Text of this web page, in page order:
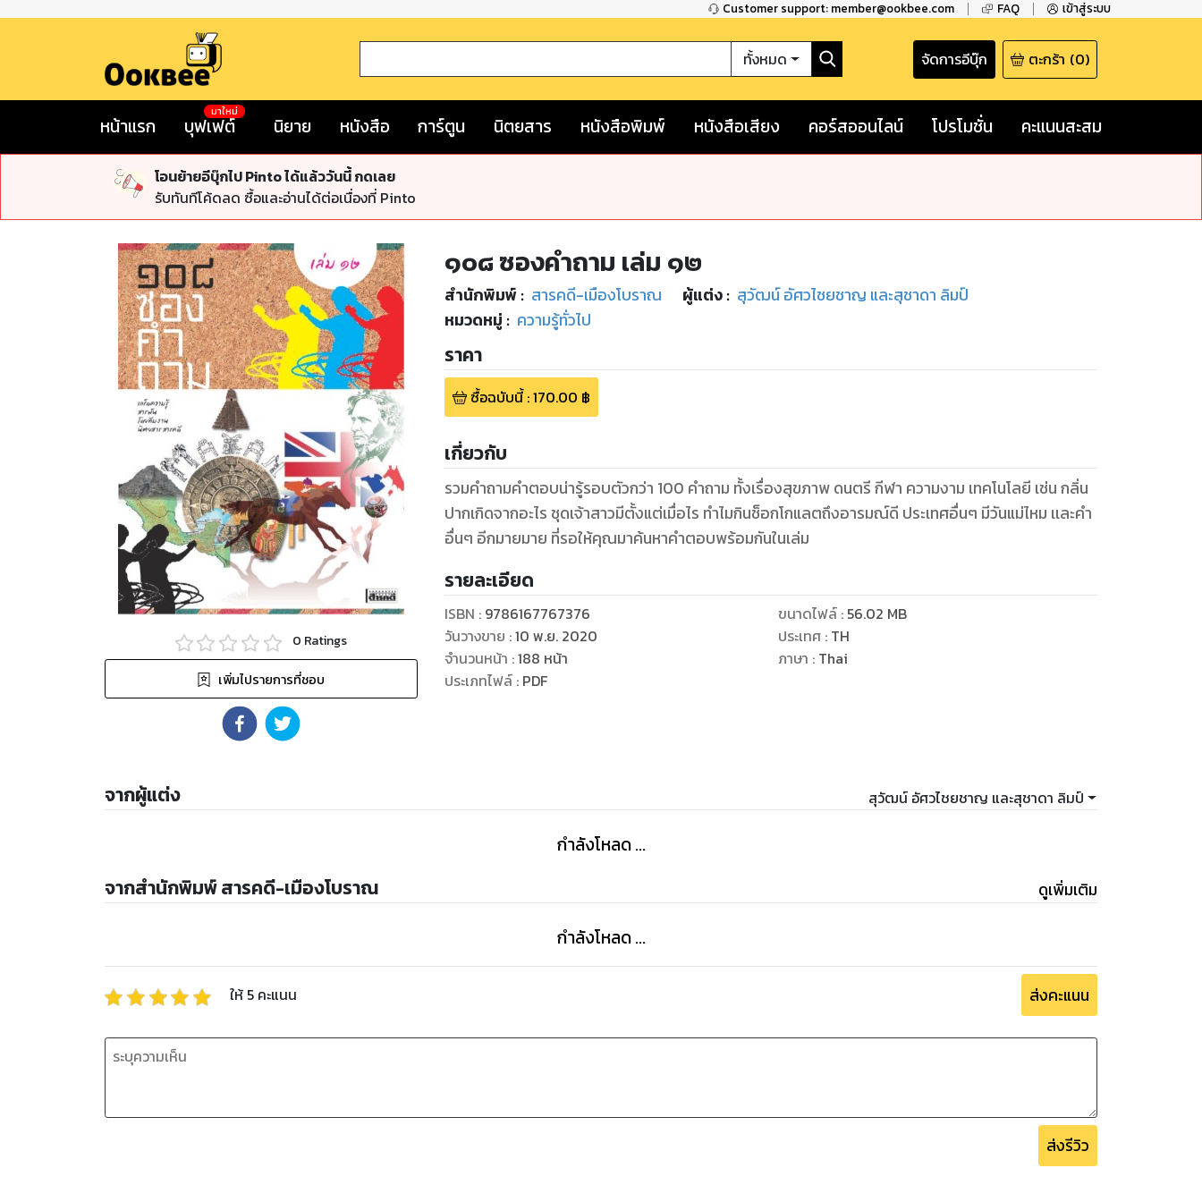
Customer support: member@ookbee.com FAQ เข้าสู่ระบบ
ทั้งหมด จัดการอีบุ๊ก ตะกร้า (0)
หน้าแรก บุฟเฟต์
มาใหม่
นิยาย หนังสือ การ์ตูน นิตยสาร หนังสือพิมพ์ หนังสือเสียง คอร์สออนไลน์ โปรโมชั่น คะแนนสะสม
โอนย้ายอีบุ๊กไป Pinto ได้แล้ววันนี้ กดเลย
รับทันทีโค้ดลด ซื้อและอ่านได้ต่อเนื่องที่ Pinto
0 Ratings
เพิ่มไปรายการที่ชอบ
๑๐๘ ซองคำถาม เล่ม ๑๒
สำนักพิมพ์ : สารคดี-เมืองโบราณ ผู้แต่ง : สุวัฒน์ อัศวไชยชาญ และสุชาดา ลิมป์
หมวดหมู่ : ความรู้ทั่วไป
ราคา
ซื้อฉบับนี้:170.00 ฿
เกี่ยวกับ
รวมคำถามคำตอบน่ารู้รอบตัวกว่า 100 คำถาม ทั้งเรื่องสุขภาพ ดนตรี กีฬา ความงาม เทคโนโลยี เช่น กลิ่น
ปากเกิดจากอะไร ชุดเจ้าสาวมีตั้งแต่เมื่อไร ทำไมกินช็อกโกแลตถึงอารมณ์ดี ประเทศอื่นๆ มีวันแม่ไหม เเละคำ
อื่นๆ อีกมายมาย ที่รอให้คุณมาค้นหาคำตอบพร้อมกันในเล่ม
รายละเอียด
ISBN : 9786167767376
วันวางขาย :10 พ.ย. 2020
จำนวนหน้า :188 หน้า
ประเภทไฟล์: PDF
ขนาดไฟล์: 56.02 MB
ประเทศ : TH
ภาษา : Thai
จากผู้แต่ง สุวัฒน์ อัศวไชยชาญ และสุชาดา ลิมป์
กำลังโหลด ...
จากสำนักพิมพ์ สารคดี-เมืองโบราณ ดูเพิ่มเติม
กำลังโหลด ...
ให้ 5 คะแนน ส่งคะแนน
ส่งรีวิว